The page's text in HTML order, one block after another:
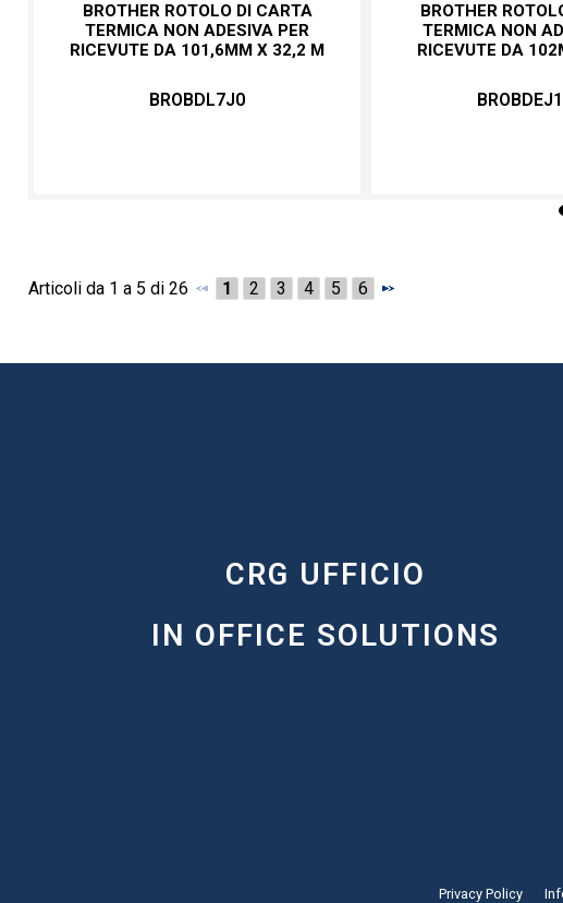
BROTHER ROTOLO DI CARTA
TERMICA NON ADESIVA PER
RICEVUTE DA 101,6MM X 32,2 M
BROBDL7J0
BROTHER
TERMICA NON
RICEVUTE DA
Articoli da 1 a 5 di 26 1 2 3 4 5 6
CRG UFFICIO
IN OFFICE SOLUTIONS
Privacy Policy